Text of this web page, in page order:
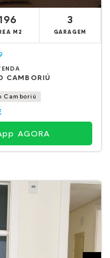
M2
3
GARAGEM
CAMBORIÚ
Camboriú
AGORA